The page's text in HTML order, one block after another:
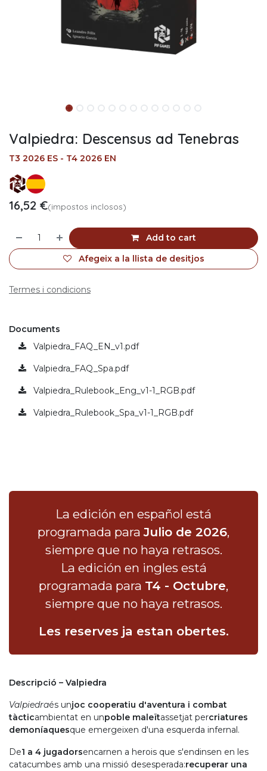
Valpiedra: Descensus ad Tenebras
T3 2026 ES - T4 2026 EN
16,52 €(impostos inclosos)
Add to cart
Afegeix a la llista de desitjos
Termes i condicions
Documents
Valpiedra_FAQ_EN_v1.pdf
Valpiedra_FAQ_Spa.pdf
Valpiedra_Rulebook_Eng_v1-1_RGB.pdf
Valpiedra_Rulebook_Spa_v1-1_RGB.pdf
La edición en español está
programada paraJulio de 2026,
siempre que no haya retrasos.
La edición en ingles está
programada para T4 - Octubre,
siempre que no haya retrasos.
Les reserves ja estan obertes.
Descripció – Valpiedra
Valpiedraés unjoc cooperatiu d'aventura i combat
tàcticambientat en unpoble maleïtassetjat percriatures
demoníaquesque emergeixen d'una esquerda infernal.
De1 a 4 jugadorsencarnen a herois que s'endinsen en les
catacumbes amb una missió desesperada:recuperar una